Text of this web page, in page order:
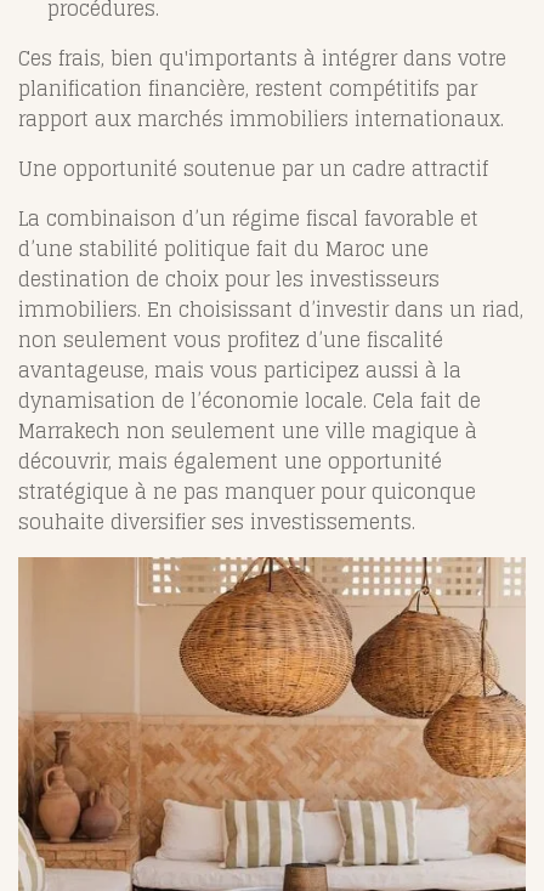
procédures.
Ces frais, bien qu'importants à intégrer dans votre
planification financière, restent compétitifs par
rapport aux marchés immobiliers internationaux.
Une opportunité soutenue par un cadre attractif
La combinaison d’un régime fiscal favorable et
d’une stabilité politique fait du Maroc une
destination de choix pour les investisseurs
immobiliers. En choisissant d’investir dans un riad,
non seulement vous profitez d’une fiscalité
avantageuse, mais vous participez aussi à la
dynamisation de l’économie locale. Cela fait de
Marrakech non seulement une ville magique à
découvrir, mais également une opportunité
stratégique à ne pas manquer pour quiconque
souhaite diversifier ses investissements.